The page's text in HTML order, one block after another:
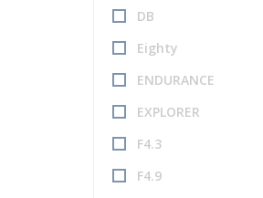
DB
Eighty
ENDURANCE
EXPLORER
F4.3
F4.9